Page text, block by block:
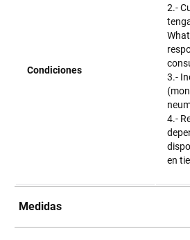
Condiciones
2.-
3.-
4.-
en
Medidas